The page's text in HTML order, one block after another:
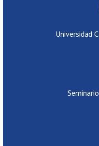
Universidad